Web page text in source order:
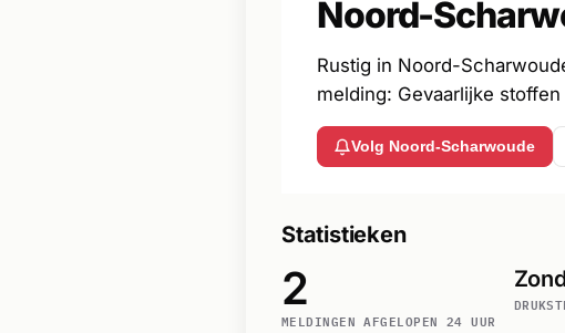
Noord-
Rustig in Noord-
melding: Gevaarlijke
Volg Noord-Scharwoude
Statistieken
2
MELDINGEN AFGELOPEN 24 UUR